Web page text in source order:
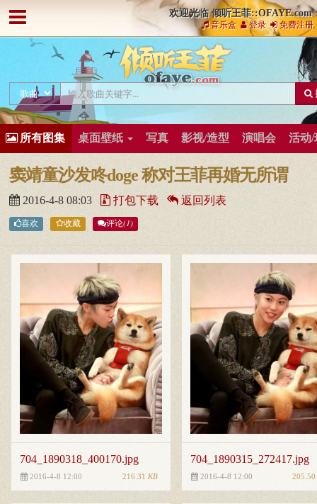
欢迎光临 倾听王菲::OFAYE.com
音乐盒 登录 免费注册
所有图集 桌面壁纸 写真 影视/造型 演唱会 活动/
窦靖童沙发咚doge 称对王菲再婚无所谓
2016-4-8 08:03 打包下载 返回列表
喜欢 收藏 评论(1)
704_1890318_400170.jpg
2016-4-8 12:00 216.31 KB
704_1890315_272417.jpg
2016-4-8 12:00 205.50